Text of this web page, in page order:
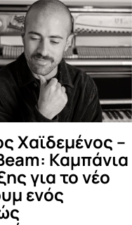
τι έγινε στο
Μέντα
12th, 2025